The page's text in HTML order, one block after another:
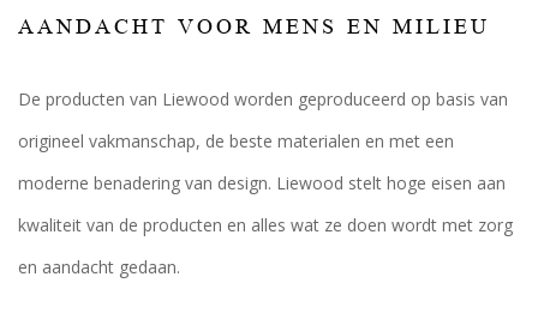
AANDACHT VOOR MENS EN MILIEU
De producten van Liewood worden geproduceerd op basis van
origineel vakmanschap, de beste materialen en met een
moderne benadering van design. Liewood stelt hoge eisen aan
kwaliteit van de producten en alles wat ze doen wordt met zorg
en aandacht gedaan.